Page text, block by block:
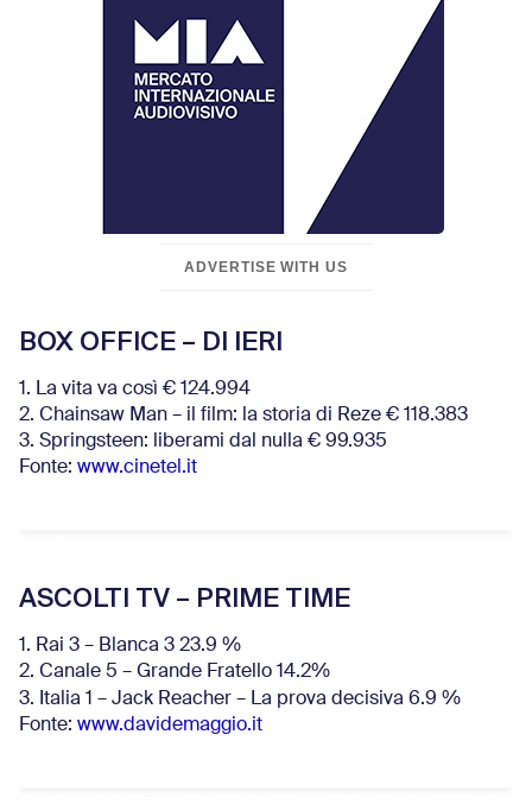
ADVERTISE WITH US
BOX OFFICE – DI IERI
1. La vita va così € 124.994
2. Chainsaw Man – il film: la storia di Reze € 118.383
3. Springsteen: liberami dal nulla € 99.935
Fonte: www.cinetel.it
ASCOLTI TV – PRIME TIME
1. Rai 3 – Blanca 3 23.9 %
2. Canale 5 – Grande Fratello 14.2%
3. Italia 1 – Jack Reacher – La prova decisiva 6.9 %
Fonte: www.davidemaggio.it